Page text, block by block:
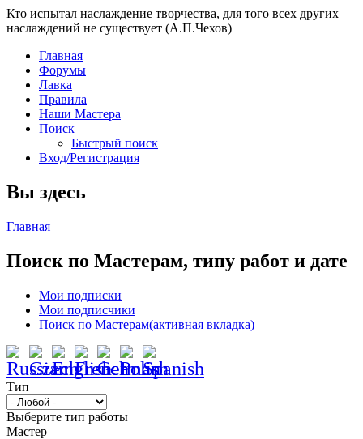
Кто испытал наслаждение творчества, для того всех других
наслаждений не существует (А.П.Чехов)
Главная
Форумы
Лавка
Правила
Наши Мастера
Поиск
Быстрый поиск
Вход/Регистрация
Вы здесь
Главная
Поиск по Мастерам, типу работ и дате
Мои подписки
Мои подписчики
Поиск по Мастерам(активная вкладка)
Тип
Выберите тип работы
Мастер